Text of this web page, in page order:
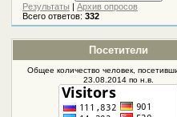
Результаты |Архив опросов
Всего ответов:332
Посетители
Общее количество человек,
23.08.2014 по н.в.